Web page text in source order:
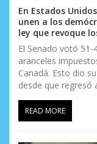
En Estados
unen a los
ley que revoque
El Senado votó
aranceles
Canadá. Esto dio
desde que regresó
READ MORE